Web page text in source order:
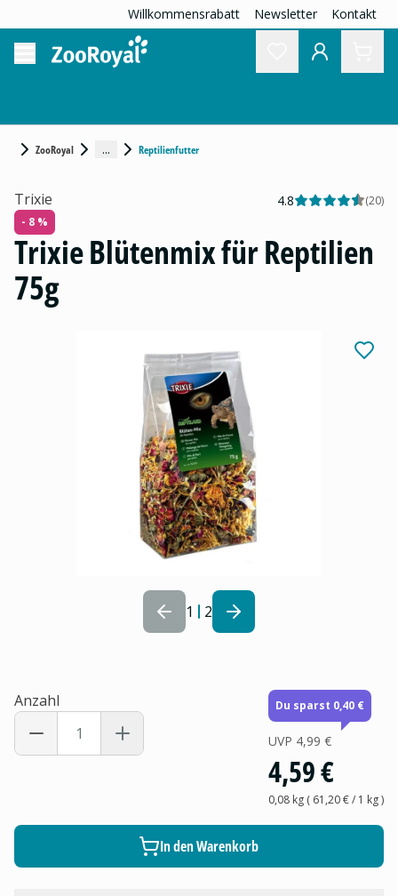
Willkommensrabatt Newsletter Kontakt
ZooRoyal ... Reptilienfutter
1 2
Trixie 4.8 (20)
- 8 %
Trixie Blütenmix für Reptilien
75g
Anzahl Du sparst 0,40 €
UVP 4,99 €
4,59 €
0,08 kg( 61,20 €/ 1 kg)
In den Warenkorb